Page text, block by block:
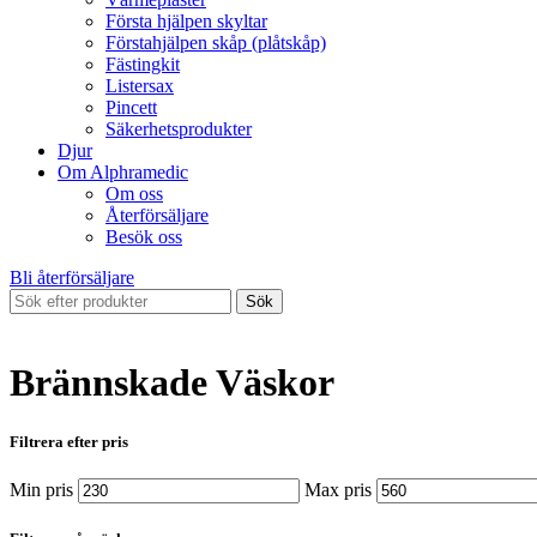
Första hjälpen skyltar
Förstahjälpen skåp (plåtskåp)
Fästingkit
Listersax
Pincett
Säkerhetsprodukter
Djur
Om Alphramedic
Om oss
Återförsäljare
Besök oss
Bli återförsäljare
Sök
Brännskade Väskor
Filtrera efter pris
Min pris Max pris